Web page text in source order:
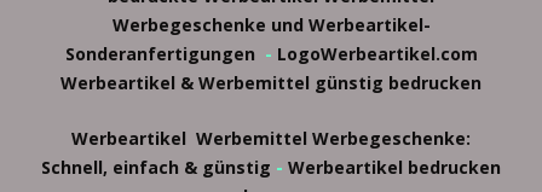
Werbegeschenke und Werbeartikel-
Sonderanfertigungen - LogoWerbeartikel.com
Werbeartikel & Werbemittel günstig bedrucken
Werbeartikel Werbemittel Werbegeschenke:
Schnell, einfach & günstig - Werbeartikel bedrucken